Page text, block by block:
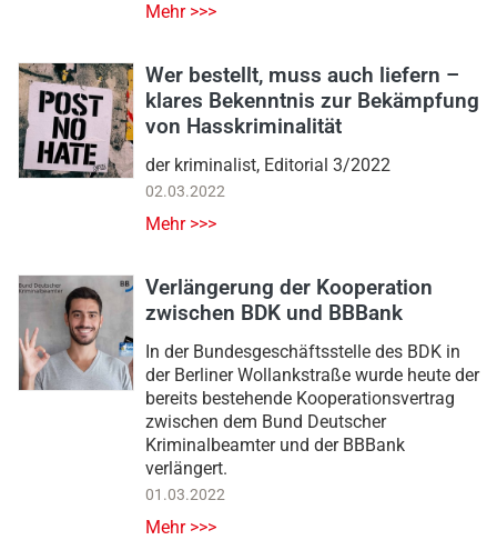
Mehr >>>
Wer bestellt, muss auch liefern –
klares Bekenntnis zur Bekämpfung
von Hasskriminalität
der kriminalist, Editorial 3/2022
02.03.2022
Mehr >>>
Verlängerung der Kooperation
zwischen BDK und BBBank
In der Bundesgeschäftsstelle des BDK in
der Berliner Wollankstraße wurde heute der
bereits bestehende Kooperationsvertrag
zwischen dem Bund Deutscher
Kriminalbeamter und der BBBank
verlängert.
01.03.2022
Mehr >>>